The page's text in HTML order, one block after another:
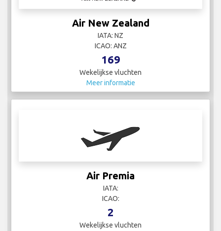
Air New Zealand
IATA: NZ
ICAO: ANZ
169
Wekelijkse vluchten
Meer informatie
Air Premia
IATA:
ICAO:
2
Wekelijkse vluchten